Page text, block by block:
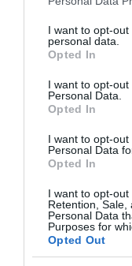
not limited to your
grant or deny
use your data for
consent section.
I want to opt-
personal data.
Opted In
I want to opt-
Personal Data.
Opted In
I want to opt-
Personal Data
Opted In
I want to opt-out
Retention, Sale,
Personal Data
Purposes for
Opted Out